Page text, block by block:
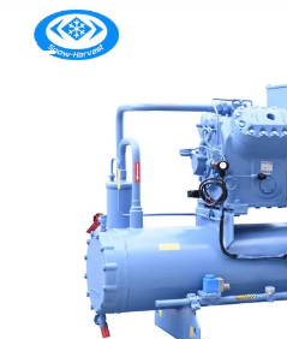
ΠΡΟΪΌΝΤΑ
ΠΕΡΊΠΟΥ
ΕΜΕΊΣ
Refrigeration
Engineering